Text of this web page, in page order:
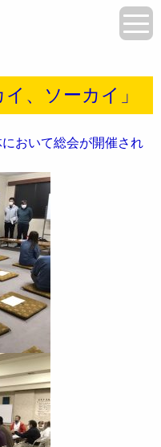
、ソーカイ」
おいて総会が開催され